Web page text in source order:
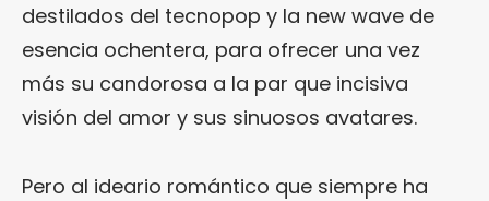
destilados del tecnopop y la new wave de
esencia ochentera, para ofrecer una vez
más su candorosa a la par que incisiva
visión del amor y sus sinuosos avatares.
Pero al ideario romántico que siempre ha